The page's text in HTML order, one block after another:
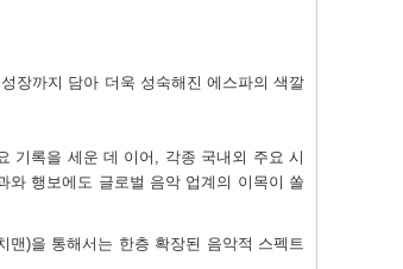
장까지 담아 더욱 성숙해진 에스파의 색깔
기록을 세운 데 이어
각종 국내외 주요 시
와 행보에도 글로벌 음악 업계의 이목이 쏠
맨)을 통해서는 한층 확장된 음악적 스펙트